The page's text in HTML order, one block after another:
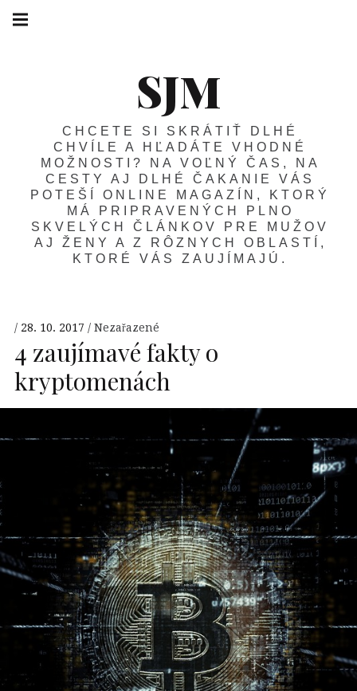
SJM
CHCETE SI SKRÁTIŤ DLHÉ
CHVÍLE A HĽADÁTE VHODNÉ
MOŽNOSTI? NA VOĽNÝ ČAS, NA
CESTY AJ DLHÉ ČAKANIE VÁS
POTEŠÍ ONLINE MAGAZÍN, KTORÝ
MÁ PRIPRAVENÝCH PLNO
SKVELÝCH ČLÁNKOV PRE MUŽOV
AJ ŽENY A Z RÔZNYCH OBLASTÍ,
KTORÉ VÁS ZAUJÍMAJÚ.
28. 10. 2017 Nezařazené
4 zaujímavé fakty o
kryptomenách